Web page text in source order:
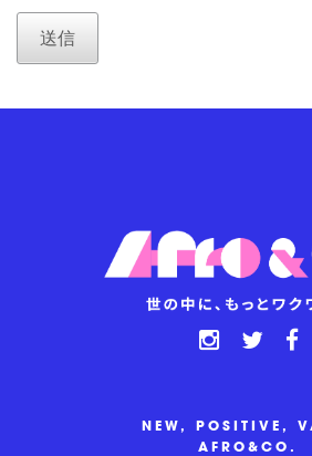
送信
NEW, POSITIVE,
AFRO&CO.